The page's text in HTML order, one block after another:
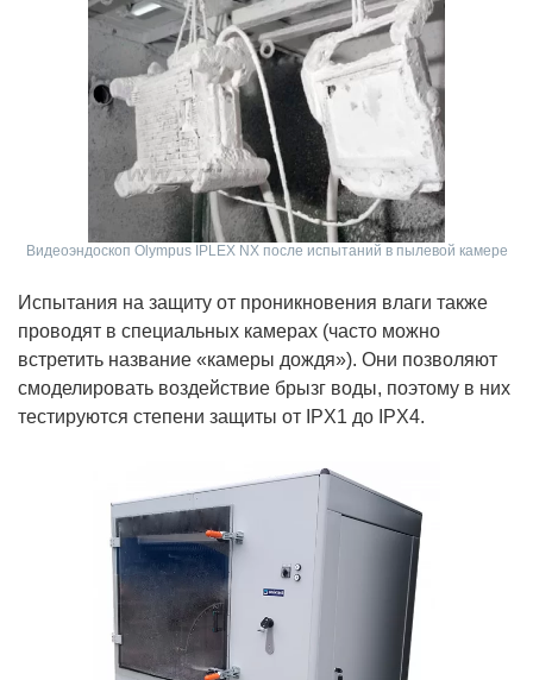
Видеоэндоскоп Olympus IPLEX NX после испытаний в пылевой камере
Испытания на защиту от проникновения влаги также
проводят в специальных камерах (часто можно
встретить название «камеры дождя»). Они позволяют
смоделировать воздействие брызг воды, поэтому в них
тестируются степени защиты от IPX1 до IPX4.